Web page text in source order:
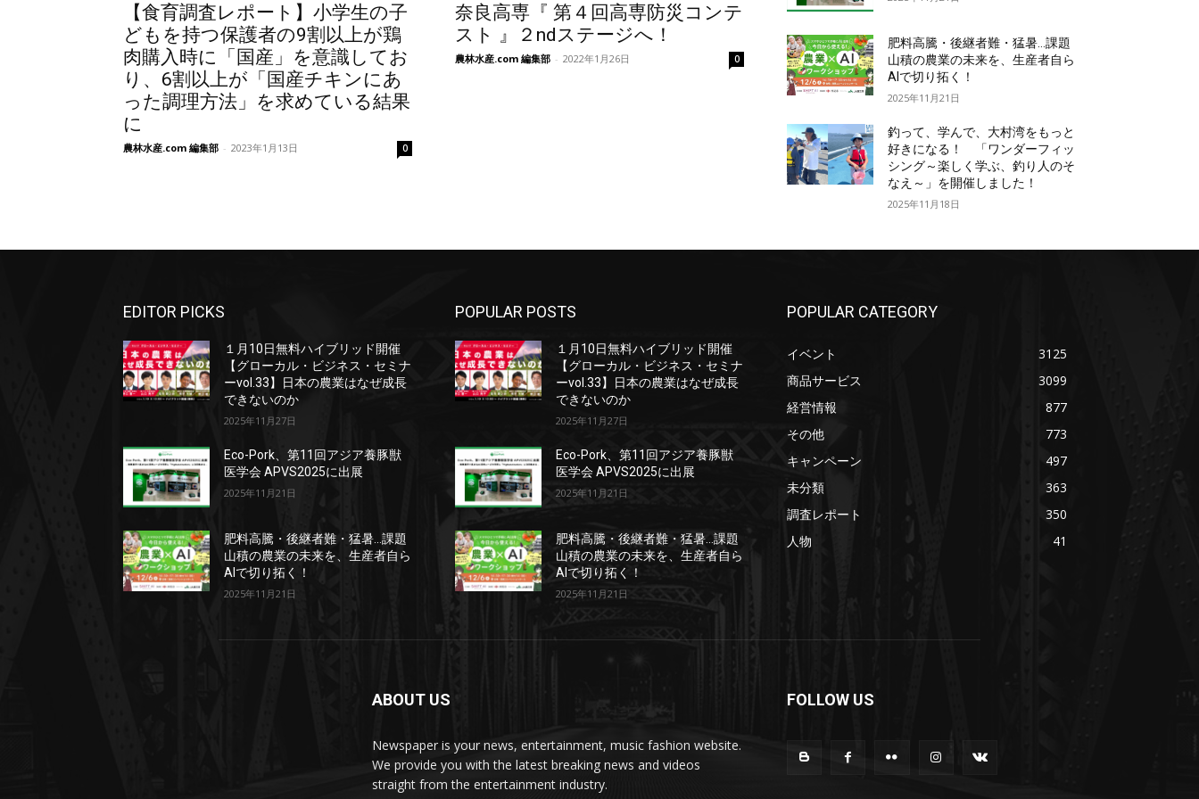
【食育調査レポート】小学生の子
どもを持つ保護者の9割以上が鶏
肉購入時に「国産」を意識してお
り、6割以上が「国産チキンにあ
った調理方法」を求めている結果
に
農林水産.com 編集部 - 2023年1月13日 0
奈良高専『 第４回高専防災コンテ
スト 』２ndステージへ！
農林水産.com 編集部 - 2022年1月26日 0
肥料高騰・後継者難・猛暑…課題
山積の農業の未来を、生産者自ら
AIで切り拓く！
2025年11月21日
釣って、学んで、大村湾をもっと
好きになる！ 「ワンダーフィッ
シング～楽しく学ぶ、釣り人のそ
なえ～」を開催しました！
2025年11月18日
EDITOR PICKS
１月10日無料ハイブリッド開催
【グローカル・ビジネス・セミナ
ーvol.33】日本の農業はなぜ成長
できないのか
2025年11月27日
Eco-Pork、第11回アジア養豚獣
医学会 APVS2025に出展
2025年11月21日
肥料高騰・後継者難・猛暑…課題
山積の農業の未来を、生産者自ら
AIで切り拓く！
2025年11月21日
POPULAR POSTS
１月10日無料ハイブリッド開催
【グローカル・ビジネス・セミナ
ーvol.33】日本の農業はなぜ成長
できないのか
2025年11月27日
Eco-Pork、第11回アジア養豚獣
医学会 APVS2025に出展
2025年11月21日
肥料高騰・後継者難・猛暑…課題
山積の農業の未来を、生産者自ら
AIで切り拓く！
2025年11月21日
POPULAR CATEGORY
イベント
3125
商品サービス
3099
経営情報
877
その他
773
キャンペーン
497
未分類
363
調査レポート
350
人物
41
ABOUT US
Newspaper is your news, entertainment, music fashion website.
We provide you with the latest breaking news and videos
straight from the entertainment industry.
FOLLOW US